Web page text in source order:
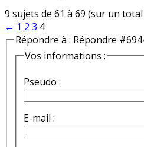
9 sujets de 61 à 69 (sur un total
← 1 2 3 4
Répondre à : Répondre
Vos informations :
Pseudo :
E-mail :